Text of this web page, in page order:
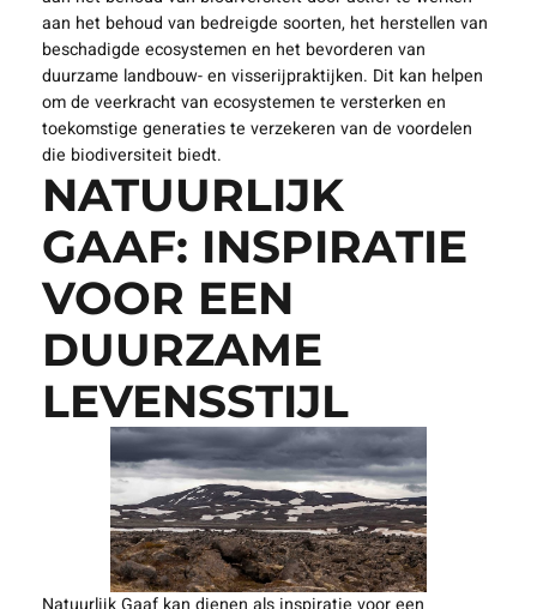
aan het behoud van bedreigde soorten, het herstellen van
beschadigde ecosystemen en het bevorderen van
duurzame landbouw- en visserijpraktijken. Dit kan helpen
om de veerkracht van ecosystemen te versterken en
toekomstige generaties te verzekeren van de voordelen
die biodiversiteit biedt.
NATUURLIJK
GAAF: INSPIRATIE
VOOR EEN
DUURZAME
LEVENSSTIJL